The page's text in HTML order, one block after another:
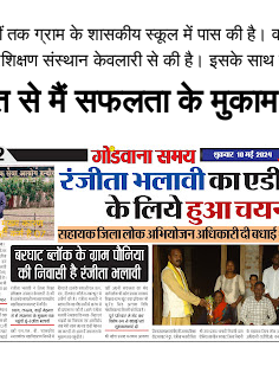
तक ग्राम के शासकीय स्कूल में पास की है।
संस्थान केवलारी से की है। इसके
से मैं सफलता के मुकाम